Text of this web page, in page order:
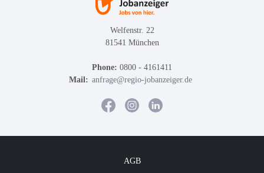
Welfenstr. 22
81541 München
Phone: 0800 - 4161411
Mail: anfrage@regio-jobanzeiger.de
AGB